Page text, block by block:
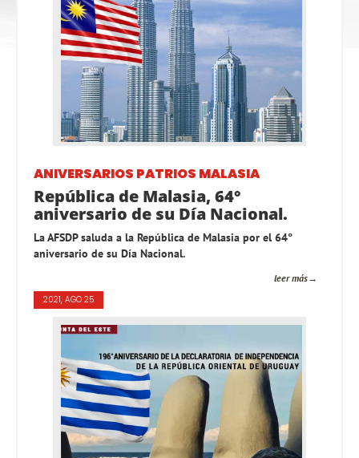
ANIVERSARIOS PATRIOS MALASIA
República de Malasia, 64°
aniversario de su Día Nacional.
La AFSDP saluda a la República de Malasia por el 64°
aniversario de su Día Nacional.
leer más
2021, AGO 25